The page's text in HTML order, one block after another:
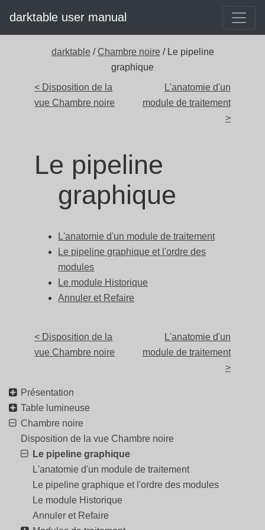
darktable user manual
darktable / Chambre noire / Le pipeline
graphique
< Disposition de la
vue Chambre noire
L'anatomie d'un
module de traitement
>
Le pipeline
graphique
L'anatomie d'un module de traitement
Le pipeline graphique et l'ordre des
modules
Le module Historique
Annuler et Refaire
< Disposition de la
vue Chambre noire
L'anatomie d'un
module de traitement
>
Présentation
Table lumineuse
Chambre noire
Disposition de la vue Chambre noire
Le pipeline graphique
L'anatomie d'un module de traitement
Le pipeline graphique et l'ordre des modules
Le module Historique
Annuler et Refaire